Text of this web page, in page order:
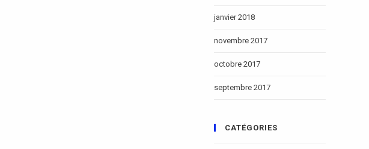
janvier 2018
novembre 2017
octobre 2017
septembre 2017
CATÉGORIES